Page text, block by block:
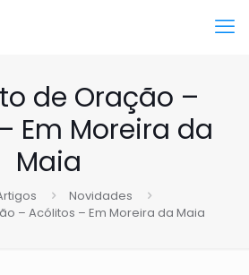
de Oração –
Em Moreira da
Maia
Novidades
– Acólitos – Em Moreira da Maia